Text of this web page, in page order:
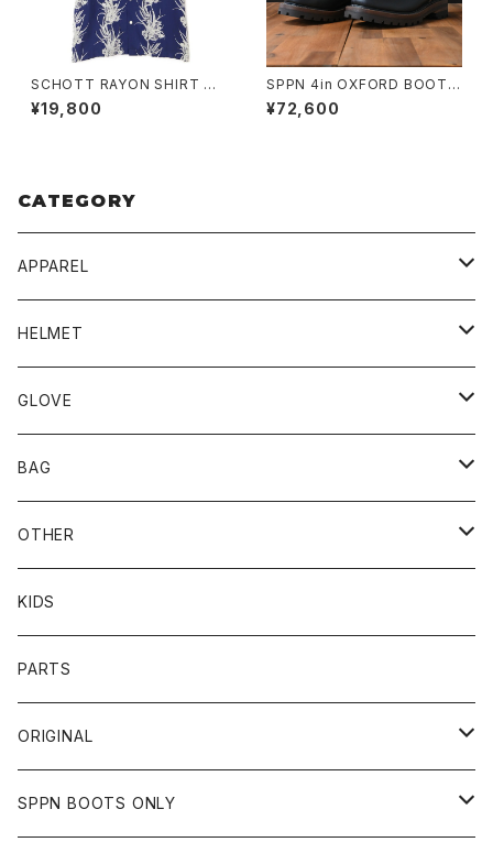
SCHOTT RAYON SHIRT CA
CTUS
¥19,800
SPPN 4in OXFORD BOOTS
BLACK TUMAZ
¥72,600
CATEGORY
APPAREL
BLUCO
TOPS
BOTTOMS
UNCROWD
SHADE
TOPS
CYCLE ZOMBIES
TOPS
CAP
SCHOTT
OTHER
SHIRTS
VANSON
OTHER
SHIRTS
TOYS McCOY
OTHER
TOPS
VIN&AGE
WEAR
HARLEY DAVIDSON
HELMET
BUCO
SHOEI
DIN MARKET
72JAM
リード工業
GLOVE
MECHANIX WEAR
JRP
CHURCHILL
NAPA
DIN MARKET
BAG
DEGNER
ROUGH TAIL
DIN MARKET
STREAM TRAIL
BAG
OTHER
LEUS
HTC
SLOW WEAR LION
STANCE
KIDS
PARTS
ORIGINAL
TOPS
SPPN BOOTS ONLY